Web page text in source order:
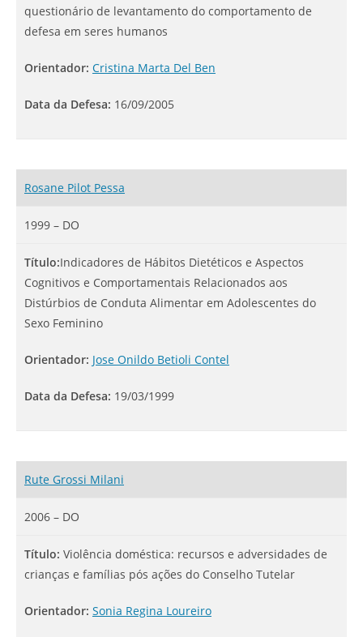
questionário de levantamento do comportamento de
defesa em seres humanos
Orientador: Cristina Marta Del Ben
Data da Defesa: 16/09/2005
Rosane Pilot Pessa
1999 – DO
Título:Indicadores de Hábitos Dietéticos e Aspectos
Cognitivos e Comportamentais Relacionados aos
Distúrbios de Conduta Alimentar em Adolescentes do
Sexo Feminino
Orientador: Jose Onildo Betioli Contel
Data da Defesa: 19/03/1999
Rute Grossi Milani
2006 – DO
Título: Violência doméstica: recursos e adversidades de
crianças e famílias pós ações do Conselho Tutelar
Orientador: Sonia Regina Loureiro